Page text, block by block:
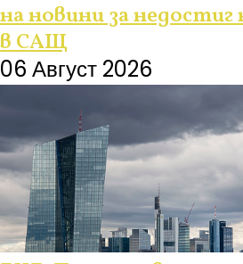
на новини за недостиг
в САЩ
06 Август 2026